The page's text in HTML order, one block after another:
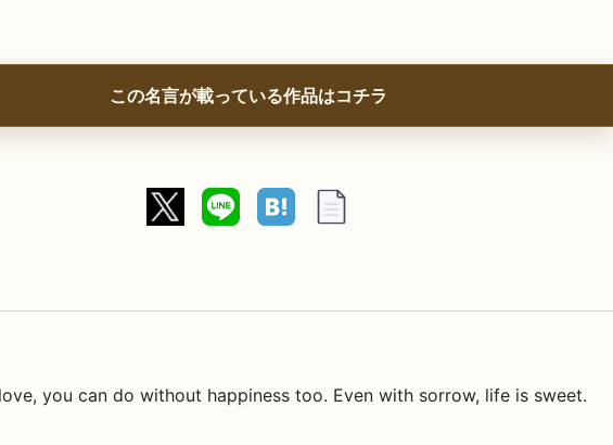
この名言が載っている作品はコチラ
you can do without happiness too. Even with sorrow, life is sweet.